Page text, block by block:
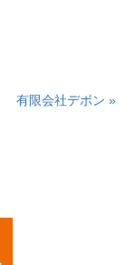
有限会社デボン »